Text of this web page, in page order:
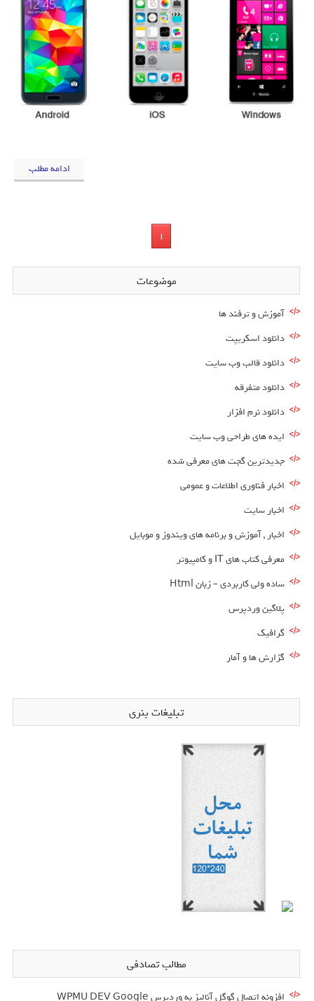
ادامه مطلب
1
موضوعات
آموزش و ترفند ها
دانلود اسکریپت
دانلود قالب وب سایت
دانلود متفرقه
دانلود نرم افزار
ایده های طراحی وب سایت
جدیدترین گجت های معرفی شده
اخبار فناوری اطلاعات و عمومی
اخبار سایت
اخبار , آموزش و برنامه های ویندوز و موبایل
معرفی کتاب های IT و کامپیوتر
ساده ولی کاربردی – زبان Html
پلاگین وردپرس
گرافیک
گزارش ها و آمار
تبلیغات بنری
مطالب تصادفی
افزونه اتصال گوگل آنالیز به وردپرس WPMU DEV Google